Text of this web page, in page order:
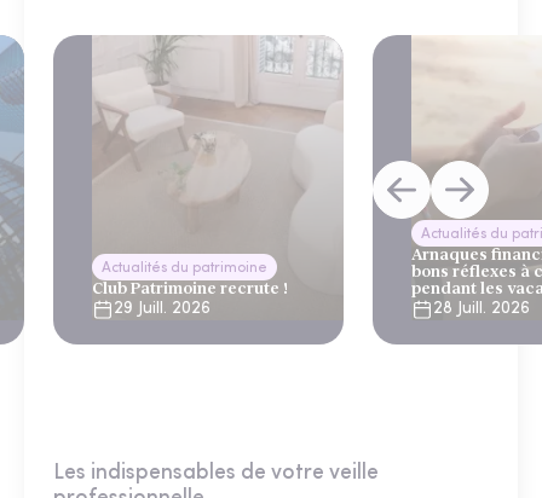
Actualités du patrimoine
Club Patrimoine recrute !
29 Juill. 2026
Actualités du
Arnaques
bons réflexes à
pendant les
28 Juill. 2026
Les indispensables de votre veille